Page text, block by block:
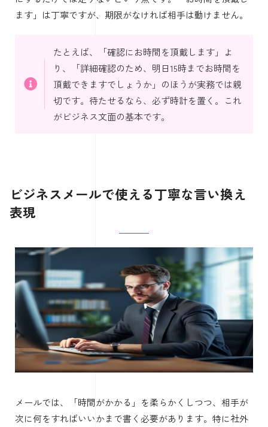
ます」は丁寧ですが、期限がなければ相手は動けません。
たとえば、「確認にお時間を頂戴します」よ
り、「詳細確認のため、明日15時までお時間を
頂戴できますでしょうか」のほうが実務では親
切です。待たせるなら、必ず時計を置く。これ
がビジネス文面の基本です。
ビジネスメールで使える丁寧な言い換え
表現
メールでは、「時間がかかる」を柔らかくしつつ、相手が
次に何をすればいいかまで書く必要があります。特に社外